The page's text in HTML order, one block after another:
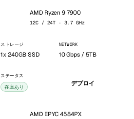
AMD Ryzen 9 7900
12C / 24T · 3.7 GHz
ストレージ
1x 240GB SSD
NETWORK
10 Gbps / 5TB
ステータス
在庫あり デプロイ
AMD EPYC 4584PX